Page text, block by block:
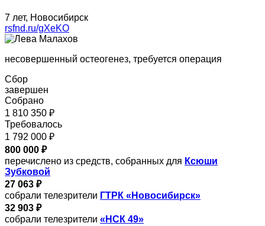
7 лет, Новосибирск
rsfnd.ru/gXeKO
несовершенный остеогенез, требуется операция
Сбор
завершен
Собрано
1 810 350 ₽
Требовалось
1 792 000 ₽
800 000 ₽
перечислено из средств, собранных для Ксюши
Зубковой
27 063 ₽
собрали телезрители ГТРК «Новосибирск»
32 903 ₽
собрали телезрители «НСК 49»